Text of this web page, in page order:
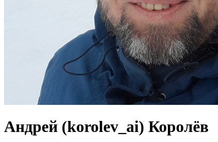
Андрей (korolev_ai) Королёв